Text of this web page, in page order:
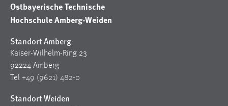
Ostbayerische Technische
Hochschule Amberg-Weiden
Standort Amberg
Kaiser-Wilhelm-Ring 23
92224 Amberg
Tel +49 (9621) 482-0
Standort Weiden